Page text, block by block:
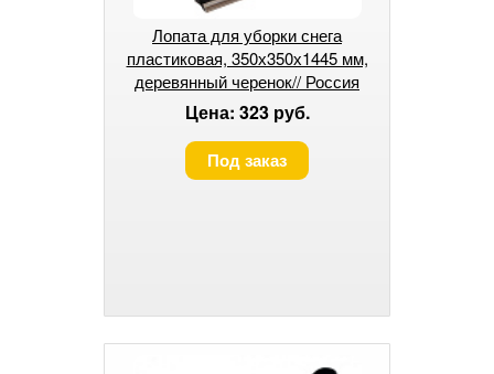
Лопата для уборки снега
пластиковая, 350х350х1445 мм,
деревянный черенок// Россия
Цена: 323 руб.
Под заказ